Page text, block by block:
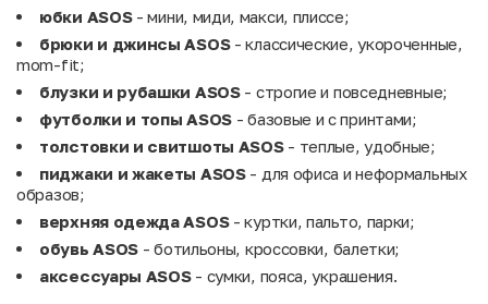
юбки ASOS - мини, миди, макси, плиссе;
брюки и джинсы ASOS- классические, укороченные,
mom-fit;
блузки и рубашки ASOS- строгие и повседневные;
футболки и топы ASOS - базовые и с принтами;
толстовки и свитшоты ASOS- теплые, удобные;
пиджаки и жакеты ASOS - для офиса и неформальных
образов;
верхняя одежда ASOS- куртки, пальто, парки;
обувь ASOS - ботильоны, кроссовки, балетки;
аксессуары ASOS - сумки, пояса, украшения.